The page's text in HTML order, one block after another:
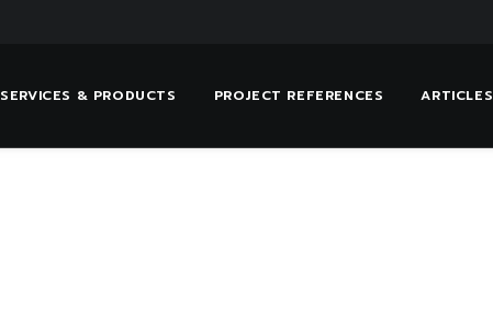
SERVICES & PRODUCTS PROJECT REFERENCES ARTICLES